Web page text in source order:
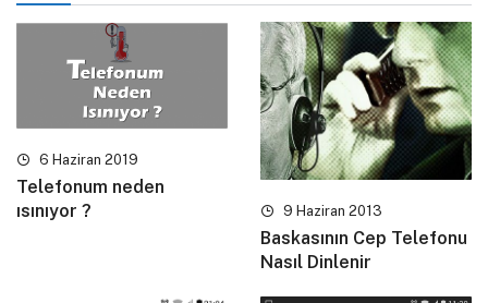
6 Haziran 2019
Telefonum neden
ısınıyor ?
9 Haziran 2013
Baskasının Cep Telefonu
Nasıl Dinlenir